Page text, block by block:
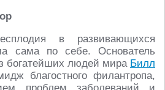
в развивающихся
сама по себе. Основатель
богатейших людей мира Билл
благостного филантропа,